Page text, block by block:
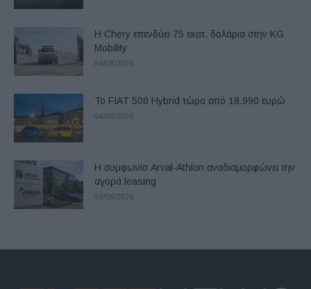
Η Chery επενδύει 75 εκατ. δολάρια στην KG
Mobility
04/08/2026
Το FIAT 500 Hybrid τώρα από 18.990 ευρώ
04/08/2026
Η συμφωνία Arval-Athlon αναδιαμορφώνει την
αγορά leasing
03/08/2026